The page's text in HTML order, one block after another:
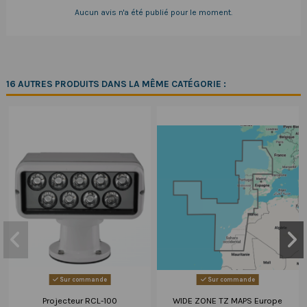
Aucun avis n'a été publié pour le moment.
16 AUTRES PRODUITS DANS LA MÊME CATÉGORIE :
Sur commande
Projecteur RCL-100
Sur commande
WIDE ZONE TZ MAPS Europe